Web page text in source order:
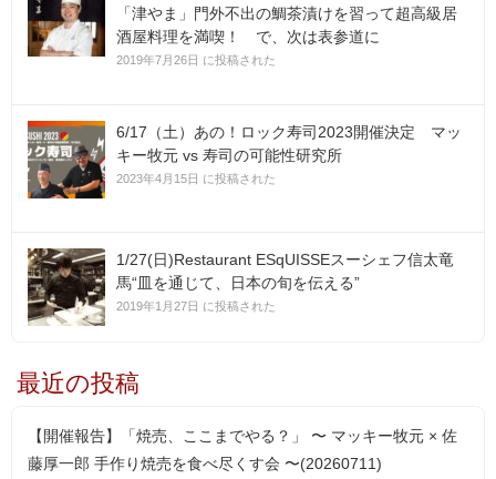
「津やま」門外不出の鯛茶漬けを習って超高級居
酒屋料理を満喫！ で、次は表参道に
2019年7月26日 に投稿された
6/17（土）あの！ロック寿司2023開催決定 マッ
キー牧元 vs 寿司の可能性研究所
2023年4月15日 に投稿された
1/27(日)Restaurant ESqUISSEスーシェフ信太竜
馬“皿を通じて、日本の旬を伝える”
2019年1月27日 に投稿された
最近の投稿
【開催報告】「焼売、ここまでやる？」 〜 マッキー牧元 × 佐
藤厚一郎 手作り焼売を食べ尽くす会 〜(20260711)